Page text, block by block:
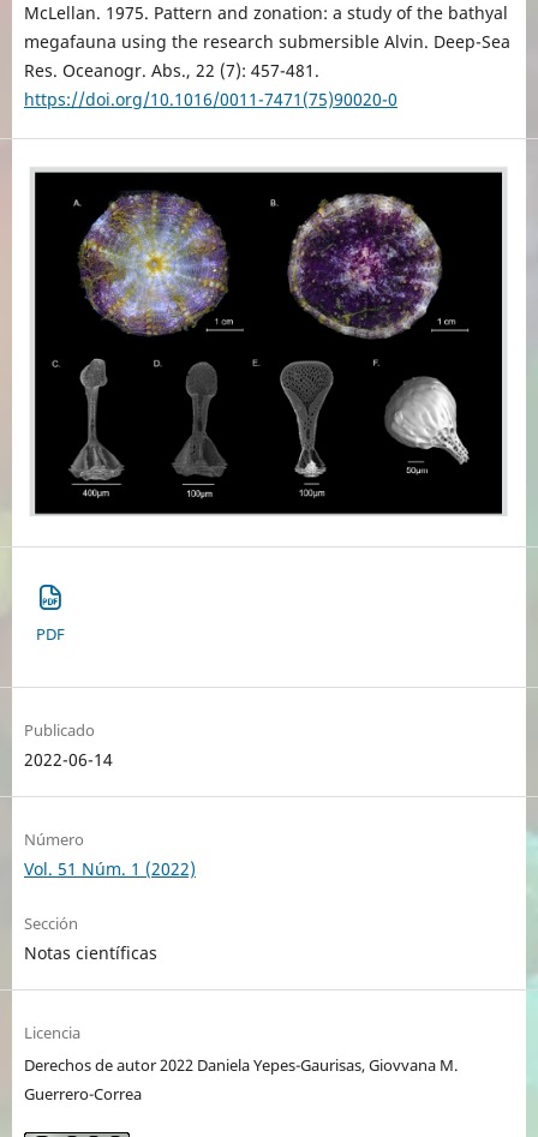
McLellan. 1975. Pattern and zonation: a study of the bathyal
megafauna using the research submersible Alvin. Deep-Sea
Res. Oceanogr. Abs., 22 (7): 457-481.
https://doi.org/10.1016/0011-7471(75)90020-0
PDF
Publicado
2022-06-14
Número
Vol. 51 Núm. 1 (2022)
Sección
Notas científicas
Licencia
Derechos de autor 2022 Daniela Yepes-Gaurisas, Giovvana M.
Guerrero-Correa